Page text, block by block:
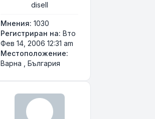
disell
Мнения: 1030
Регистриран на: Вто
Фев 14, 2006 12:31 am
Местоположение:
Варна , България